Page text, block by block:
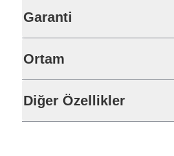
Garanti
Ortam
Diğer Özellikler